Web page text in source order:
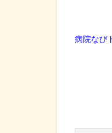
病院なび